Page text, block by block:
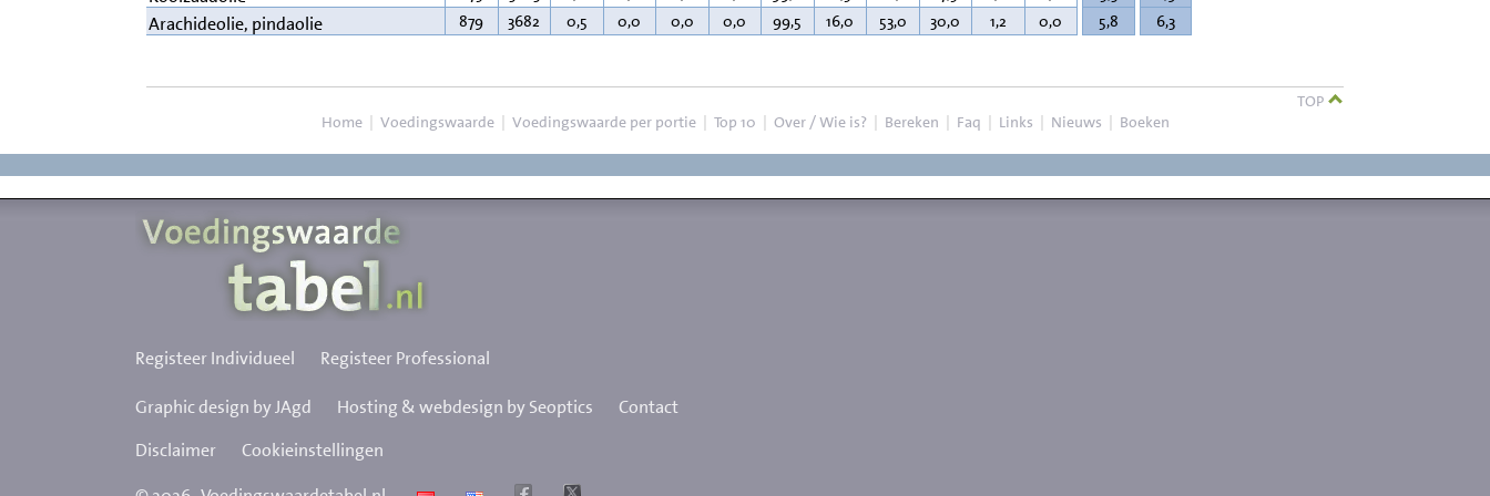
Arachideolie, pindaolie 879 3682 0,5 0,0 0,0 0,0 99,5 16,0 53,0 30,0 1,2 0,0 5,8 6,3
TOP
Home | Voedingswaarde | Voedingswaarde per portie | Top 10 | Over / Wie is? | Bereken | Faq | Links | Nieuws | Boeken
Registeer Individueel Registeer Professional
Graphic design by JAgd Hosting & webdesign by Seoptics
Contact
Disclaimer
Cookieinstellingen